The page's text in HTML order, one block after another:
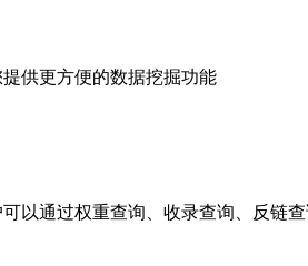
供更方便的数据挖掘功能
以通过权重查询、收录查询、反链